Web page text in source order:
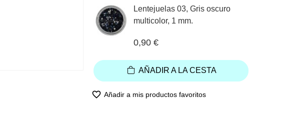
Lentejuelas 03, Gris oscuro
multicolor, 1 mm.
0,90 €
AÑADIR A LA CESTA
favorite_border Añadir a mis productos favoritos